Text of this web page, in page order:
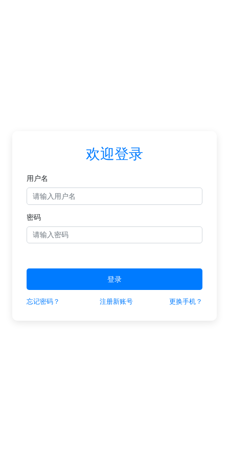
欢迎登录
用户名
密码
登录
忘记密码？ 注册新账号 更换手机？